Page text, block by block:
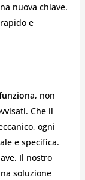
nuova chiave.
e
, non
Che il
ogni
e specifica.
Il nostro
soluzione